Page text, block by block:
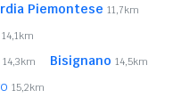
Piemontese 11,7km
14,1km
14,3km Bisignano 14,5km
15,2km